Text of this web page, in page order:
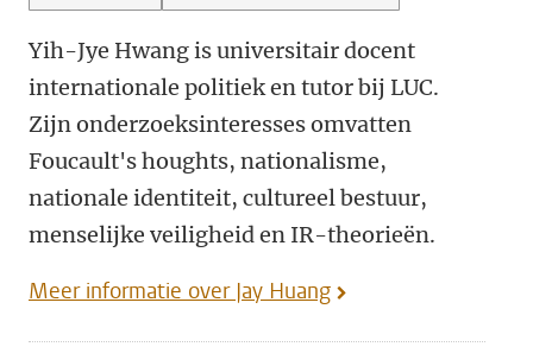
Yih-Jye Hwang is universitair docent
internationale politiek en tutor bij LUC.
Zijn onderzoeksinteresses omvatten
Foucault's houghts, nationalisme,
nationale identiteit, cultureel bestuur,
menselijke veiligheid en IR-theorieën.
Meer informatie over Jay Huang